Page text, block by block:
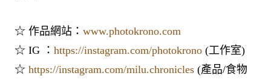
☆ 作品網站： www.photokrono.com
☆ IG ： https://instagram.com/photokrono(工作室)
☆ https://instagram.com/milu.chronicles(產品/食物